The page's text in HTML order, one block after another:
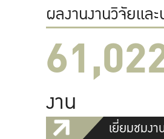
ผลงานงานวิจัยแล
งาน
เยี่ยมชมง